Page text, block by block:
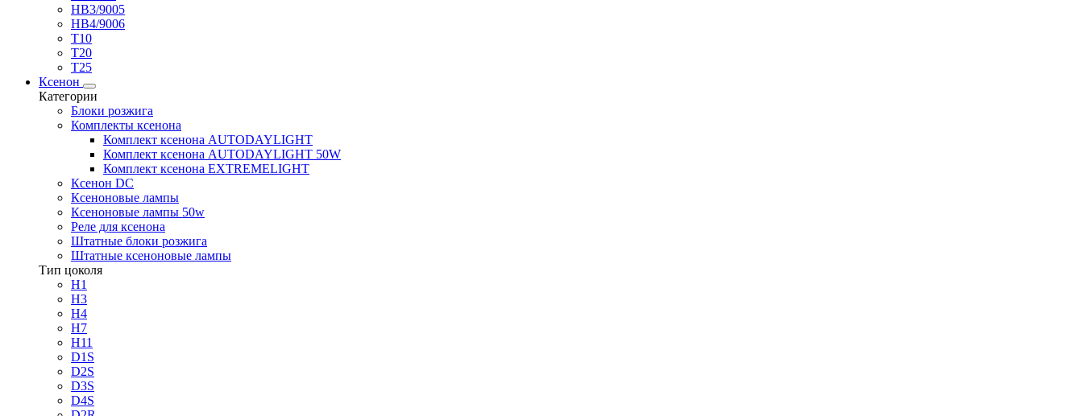
HB3/9005
HB4/9006
T10
T20
T25
Ксенон
Категории
Блоки розжига
Комплекты ксенона
Комплект ксенона AUTODAYLIGHT
Комплект ксенона AUTODAYLIGHT 50W
Комплект ксенона EXTREMELIGHT
Ксенон DC
Ксеноновые лампы
Ксеноновые лампы 50w
Реле для ксенона
Штатные блоки розжига
Штатные ксеноновые лампы
Тип цоколя
H1
H3
H4
H7
H11
D1S
D2S
D3S
D4S